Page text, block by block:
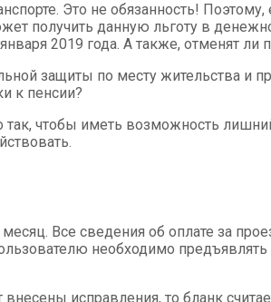
Это не обязанность! Поэтому,
получить данную льготу в
2019 года. А также, отменят
защиты по месту жительства и
к пенсии?
чтобы иметь возможность
Все сведения об оплате за
необходимо предъявлять
исправления, то бланк